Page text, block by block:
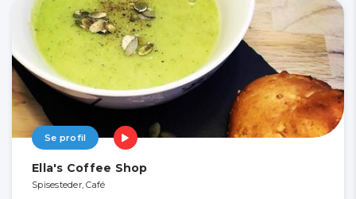
Se profil
Ella's Coffee Shop
Spisesteder, Café